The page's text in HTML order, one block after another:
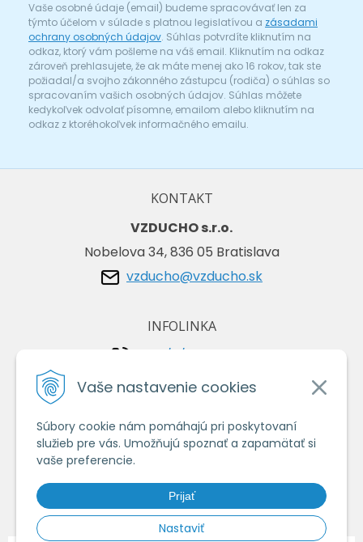
Vaše nastavenie cookies
Súbory cookie nám pomáhajú pri poskytovaní
služieb pre vás. Umožňujú spoznať a zapamätať si
vaše preferencie.
Prijať
Nastaviť
Vaše osobné údaje (email) budeme spracovávať len za
týmto účelom v súlade s platnou legislatívou a zásadami
ochrany osobných údajov. Súhlas potvrdíte kliknutím na
odkaz, ktorý vám pošleme na váš email. Kliknutím na odkaz
zároveň prehlasujete, že ak máte menej ako 16 rokov, tak ste
požiadal/a svojho zákonného zástupcu (rodiča) o súhlas so
spracovaním vašich osobných údajov. Súhlas môžete
kedykoľvek odvolať písomne, emailom alebo kliknutím na
odkaz z ktoréhokoľvek informačného emailu.
KONTAKT
VZDUCHO s.r.o.
Nobelova 34, 836 05 Bratislava
vzducho@vzducho.sk
INFOLINKA
+421/2/4464 0134
+421/903 729 042
VŠETKO O NÁKUPE
Obchodné podmienky
Ochrana osobných údajov
Ako nakupovať